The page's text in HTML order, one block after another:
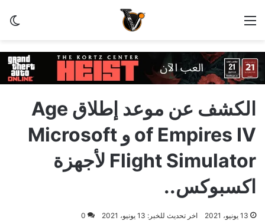
القائمة
الكشف عن موعد إطلاق Age
of Empires IV و Microsoft
Flight Simulator لأجهزة
اكسبوكس..
13 يونيو، 2021 اخر تحديث للخبر: 13 يونيو، 2021 0